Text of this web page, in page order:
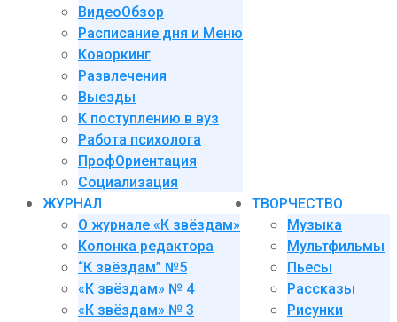
ВидеоОбзор
Расписание дня и Меню
Коворкинг
Развлечения
Выезды
К поступлению в вуз
Работа психолога
ПрофОриентация
Социализация
ЖУРНАЛ
О журнале «К звёздам»
Колонка редактора
“К звёздам” №5
«К звёздам» № 4
«К звёздам» № 3
ТВОРЧЕСТВО
Музыка
Мультфильмы
Пьесы
Рассказы
Рисунки